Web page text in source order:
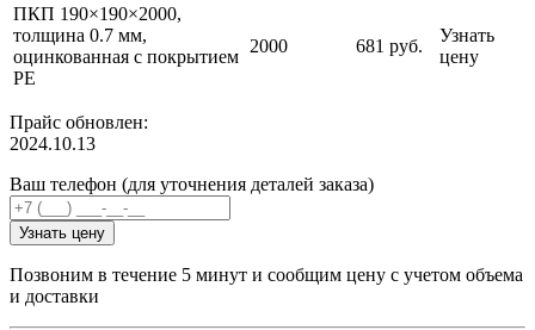
ПКП 190×190×2000,
толщина 0.7 мм,
оцинкованная с покрытием
PE
2000 681 руб.
Узнать
цену
Прайс обновлен:
2024.10.13
Ваш телефон (для уточнения деталей заказа)
Узнать цену
Позвоним в течение 5 минут и сообщим цену с учетом объема
и доставки